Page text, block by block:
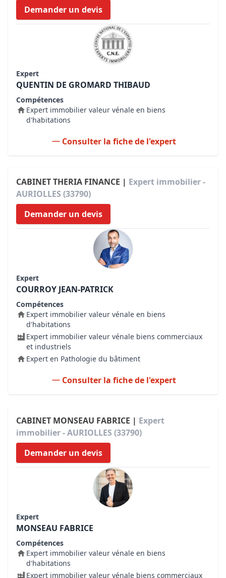
Demander un devis
Expert
QUENTIN DE GROMARD THIBAUD
Compétences
Expert immobilier valeur vénale en biens
d'habitations
Consulter la fiche de l'expert
CABINET THERIA FINANCE | Expert immobilier -
AURIOLLES (33790)
Demander un devis
Expert
COURROY JEAN-PATRICK
Compétences
Expert immobilier valeur vénale en biens
d'habitations
Expert immobilier valeur vénale biens commerciaux
et industriels
Expert en Pathologie du bâtiment
Consulter la fiche de l'expert
CABINET MONSEAU FABRICE | Expert
immobilier - AURIOLLES (33790)
Demander un devis
Expert
MONSEAU FABRICE
Compétences
Expert immobilier valeur vénale en biens
d'habitations
Expert immobilier valeur vénale biens commerciaux